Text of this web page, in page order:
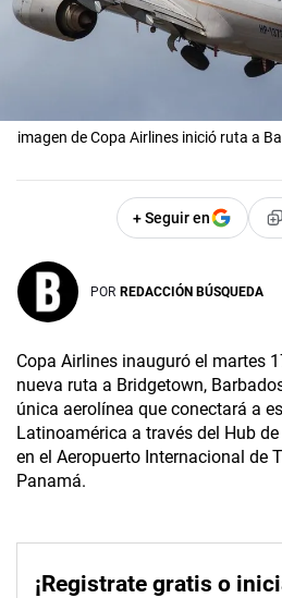
imagen de Copa Airlines inició ruta a
+ Seguir en
POR REDACCIÓN BÚSQUEDA
Copa Airlines inauguró el martes
nueva ruta a Bridgetown,
única aerolínea que conectará a
Latinoamérica a través del Hub
en el Aeropuerto Internacional de
Panamá.
¡Registrate gratis o